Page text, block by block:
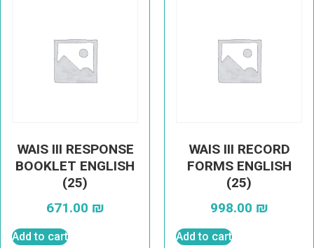
WAIS III RESPONSE
BOOKLET ENGLISH
(25)
671.00 ₪
Add to cart
WAIS III RECORD
FORMS ENGLISH
(25)
998.00 ₪
Add to cart